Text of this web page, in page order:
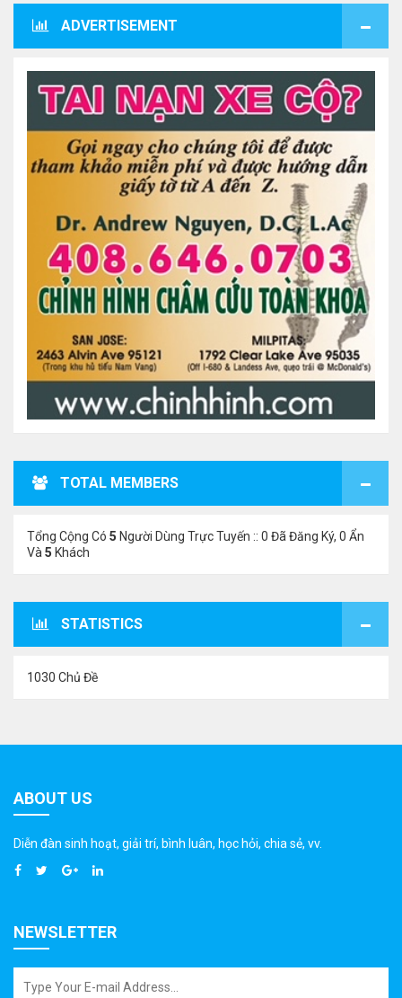
ADVERTISEMENT
TOTAL MEMBERS
Tổng Cộng Có 5 Người Dùng Trực Tuyến :: 0 Đã Đăng Ký, 0 Ẩn
Và 5 Khách
STATISTICS
1030 Chủ Đề
ABOUT US
Diễn đàn sinh hoạt, giải trí, bình luân, học hỏi, chia sẻ, vv.
NEWSLETTER